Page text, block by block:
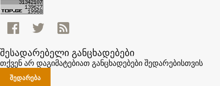
შესადარებელი განცხადებები
თქვენ არ დაგიმატებიათ განცხადებები შედარებისთვის
ᲨᲔᲓᲐᲠᲔᲑᲐ